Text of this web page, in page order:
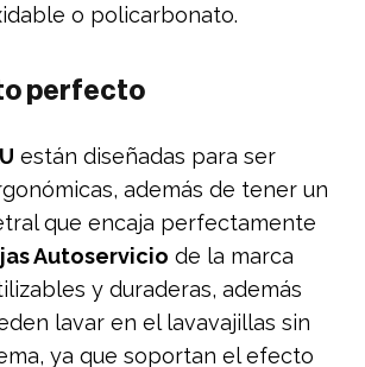
o policarbonato.
perfecto
están diseñadas para ser
además de tener un
que encaja perfectamente
Autoservicio de la marca
y duraderas, además
lavar en el lavavajillas sin
ya que soportan el efecto